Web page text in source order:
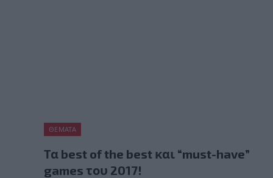
ΘΈΜΑΤΑ
Τα best of the best και “must-have”
games του 2017!